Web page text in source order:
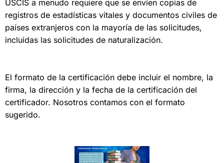
USCIS a menudo requiere que se envíen copias de
registros de estadísticas vitales y documentos civiles de
países extranjeros con la mayoría de las solicitudes,
incluidas las solicitudes de naturalización.
El formato de la certificación debe incluir el nombre, la
firma, la dirección y la fecha de la certificación del
certificador. Nosotros contamos con el formato
sugerido.